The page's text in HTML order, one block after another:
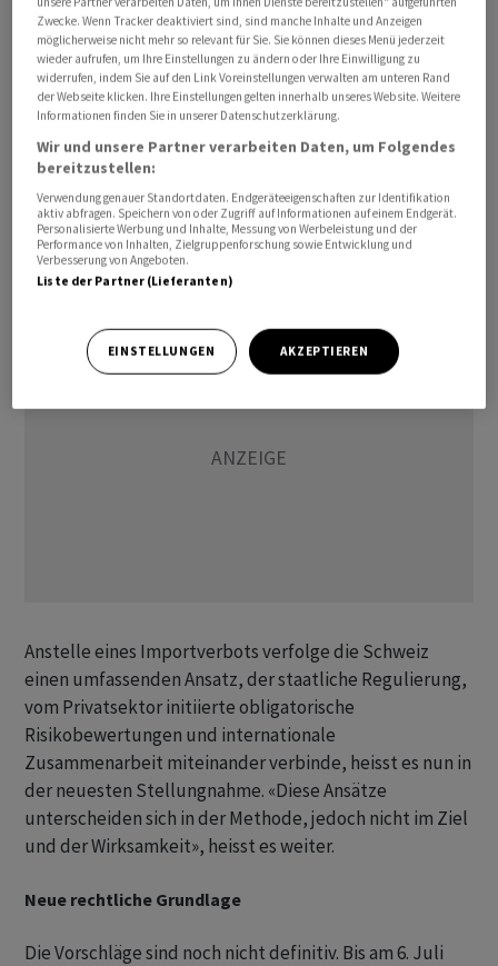
«vehement» zurück, schrieb das Eidgenössische
Departement für Wirtschaft, Bildung und Forschung
(WBF) am Mittwoch auf Anfrage der
Nachrichtenagentur Keystone-SDA und wiederholte
international eine Vorreiterrolle ein und habe als erstes
Land ein Verbot von Zwangsarbeit in das öffentliche
Beschaffungsrecht aufgenommen, hatte es damals
geheissen. Zudem würden die Sorgfaltspflichten für
Unternehmen weiter verschärft.
Anstelle eines Importverbots verfolge die Schweiz
einen umfassenden Ansatz, der staatliche Regulierung,
vom Privatsektor initiierte obligatorische
Risikobewertungen und internationale
Zusammenarbeit miteinander verbinde, heisst es nun in
der neuesten Stellungnahme. «Diese Ansätze
unterscheiden sich in der Methode, jedoch nicht im Ziel
und der Wirksamkeit», heisst es weiter.
Neue rechtliche Grundlage
Die Vorschläge sind noch nicht definitiv. Bis am 6. Juli
Zwecke. Wenn Tracker deaktiviert sind, sind manche Inhalte und Anzeigen
möglicherweise nicht mehr so relevant für Sie. Sie können dieses Menü jederzeit
wieder aufrufen, um Ihre Einstellungen zu ändern oder Ihre Einwilligung zu
widerrufen, indem Sie auf den Link Voreinstellungen verwalten am unteren Rand
der Webseite klicken. Ihre Einstellungen gelten innerhalb unseres Website. Weitere
Informationen finden Sie in unserer Datenschutzerklärung.
Wir und unsere Partner verarbeiten Daten, um Folgendes
bereitzustellen:
Verwendung genauer Standortdaten. Endgeräteeigenschaften zur Identifikation
aktiv abfragen. Speichern von oder Zugriff auf Informationen auf einem Endgerät.
Personalisierte Werbung und Inhalte, Messung von Werbeleistung und der
Performance von Inhalten, Zielgruppenforschung sowie Entwicklung und
Verbesserung von Angeboten.
Liste der Partner (Lieferanten)
EINSTELLUNGEN AKZEPTIEREN